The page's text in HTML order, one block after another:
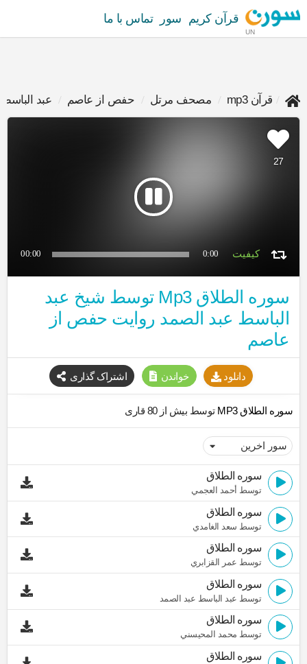
UN
قرآن کریم سور تماس با ما
قرآن mp3 مصحف مرتل حفص از عاصم عبد
27
00:00 0:00
سوره الطلاق Mp3 توسط شیخ عبد
الباسط عبد الصمد روایت حفص از
عاصم
دانلود خواندن اشتراک گذاری
سوره الطلاق MP3 توسط بیش از 80 قاری
سوره الطلاق
توسط أحمد العجمي
سوره الطلاق
توسط سعد الغامدي
سوره الطلاق
توسط عمر القزابري
سوره الطلاق
توسط عبد الباسط عبد الصمد
سوره الطلاق
توسط محمد المحيسني
سوره الطلاق